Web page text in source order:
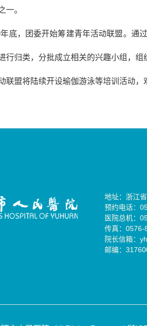
一。
底，团委开始筹建青年活动联盟。通
行归类，分批成立相关的兴趣小组，
动联盟将陆续开设瑜伽游泳等培
地址：浙江
预约电话：
医院总机：
传真：0576-
院长信箱：
邮编：